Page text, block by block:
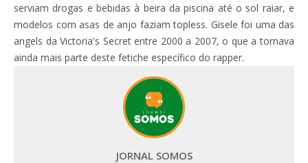
serviam drogas e bebidas à beira da piscina até o sol raiar, e
modelos com asas de anjo faziam topless. Gisele foi uma das
angels da Victoria's Secret entre 2000 a 2007, o que a tornava
ainda mais parte deste fetiche específico do rapper.
JORNAL SOMOS